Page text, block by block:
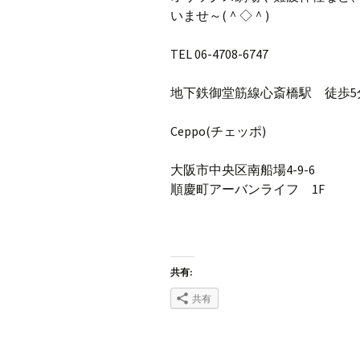
いませ～(＾◇＾)
TEL 06-4708-6747
地下鉄御堂筋線心斎橋駅 徒歩5
Ceppo(チェッポ)
大阪市中央区南船場4-9-6
順慶町アーバンライフ 1F
共有:
共有